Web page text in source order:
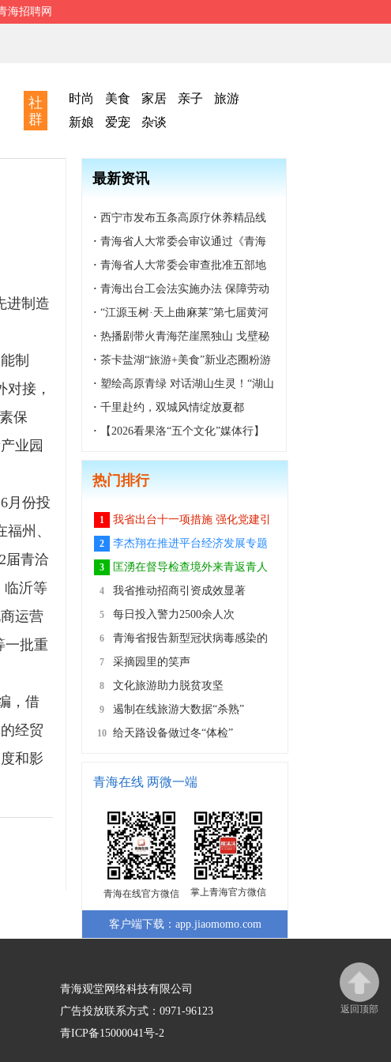
海招聘网
返回顶部
社
群
时尚 美食 家居 亲子
旅游
新娘
爱宠 杂谈
进制造
制
接，
保
业园
月份投
州、
届青洽
临沂等
运营
一批重
，借
经贸
和影
最新资讯
· 西宁市发布五条高原疗休养精品线
路
· 青海省人大常委会审议通过《青海
省湿地保护条例》
· 青海省人大常委会审查批准五部地
方性法规
· 青海出台工会法实施办法 保障劳动
者合法权益
· “江源玉树·天上曲麻莱”第七届黄河
源生态文化旅游系列活动开幕
· 热播剧带火青海茫崖黑独山 戈壁秘
境走出影视文旅融合新路
· 茶卡盐湖“旅游+美食”新业态圈粉游
客
· 塑绘高原青绿 对话湖山生灵！“湖山
对话” 雕塑展在西宁青海美术馆开幕
· 千里赴约，双城风情绽放夏都
· 【2026看果洛“五个文化”媒体行】
域格萨尔文化旅游节迎宾晚会
热门排行
1
我省出台十一项措施 强化党建引
领推动全省非公企业和社会组织复工
复产
2
李杰翔在推进平台经济发展专题
会上强调 适应数字经济发展大势 打
造网络交易支撑平台 加快推动青海特
色资源产品走出去创效益
3
匡湧在督导检查境外来青返青人
员疫情防控工作时强调 切实提高疫情
防控警惕性 严防境外疫情输入风险
4 我省推动招商引资成效显著
5
每日投入警力2500余人次
战“疫”，青海公安在行动
6
青海省报告新型冠状病毒感染的
肺炎新增确诊病例0例
7 采摘园里的笑声
8 文化旅游助力脱贫攻坚
9 遏制在线旅游大数据“杀熟”
10 给天路设备做过冬“体检”
青海在线 两微一端
青海在线官方微信 掌上青海官方微信
客户端下载：app.jiaomomo.com
青海观堂网络科技有限公司
广告投放联系方式：0971-96123
青ICP备15000041号-2